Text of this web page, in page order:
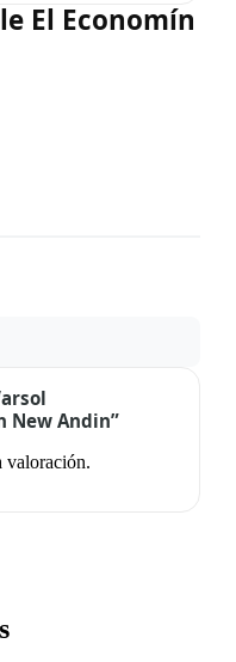
El Economín
New Andin”
valoración.